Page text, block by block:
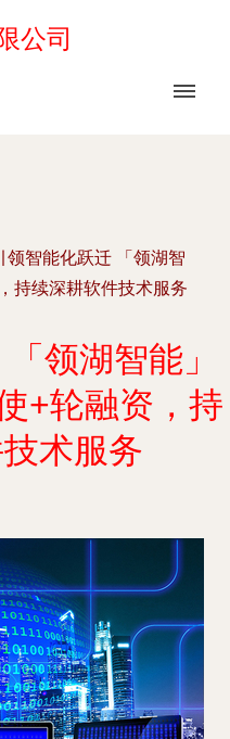
公司
领智能化跃迁 「领湖智
持续深耕软件技术服务
领湖智能」
+轮融资，持
术服务